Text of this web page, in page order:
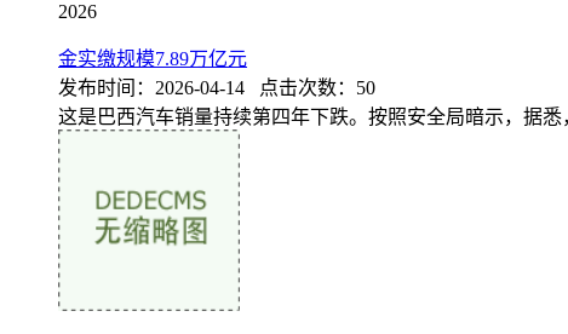
2026
金实缴规模7.89万亿元
发布时间：2026-04-14 点击次数：50
这是巴西汽车销量持续第四年下跌。按照安全局暗示，据